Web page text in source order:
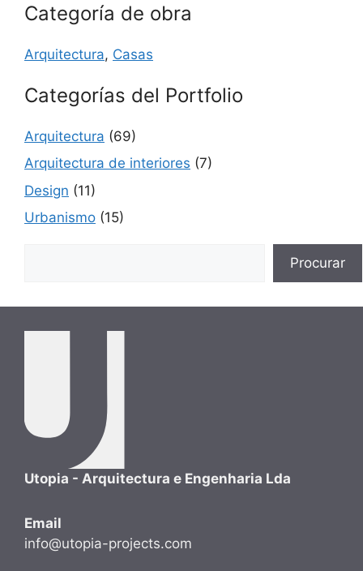
Categoría de obra
Arquitectura, Casas
Categorías del Portfolio
Arquitectura (69)
Arquitectura de interiores (7)
Design (11)
Urbanismo (15)
Procurar
Utopia - Arquitectura e Engenharia Lda
Email
info@utopia-projects.com